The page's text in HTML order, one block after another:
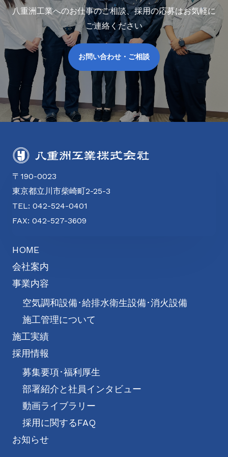
八重洲工業へのお仕事のご相談、採用の応募はお気軽に
ご連絡ください
お問い合わせ・ご相談
〒190-0023
東京都立川市柴崎町2-25-3
TEL: 042-524-0401
FAX: 042-527-3609
HOME
会社案内
事業内容
空気調和設備･給排水衛生設備･消火設備
施工管理について
施工実績
採用情報
募集要項･福利厚生
部署紹介と社員インタビュー
動画ライブラリー
採用に関するFAQ
お知らせ